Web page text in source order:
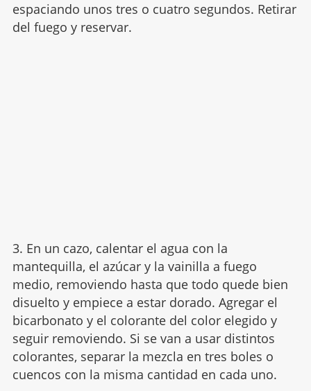
espaciando unos tres o cuatro segundos. Retirar
del fuego y reservar.
3. En un cazo, calentar el agua con la
mantequilla, el azúcar y la vainilla a fuego
medio, removiendo hasta que todo quede bien
disuelto y empiece a estar dorado. Agregar el
bicarbonato y el colorante del color elegido y
seguir removiendo. Si se van a usar distintos
colorantes, separar la mezcla en tres boles o
cuencos con la misma cantidad en cada uno.